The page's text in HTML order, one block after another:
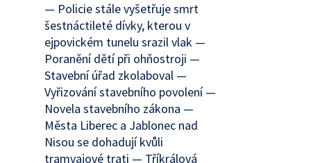
— Policie stále vyšetřuje smrt
šestnáctileté dívky, kterou v
ejpovickém tunelu srazil vlak —
Poranění dětí při ohňostroji —
Stavební úřad zkolaboval —
Vyřizování stavebního povolení —
Novela stavebního zákona —
Města Liberec a Jablonec nad
Nisou se dohadují kvůli
tramvajové trati — Tříkrálová